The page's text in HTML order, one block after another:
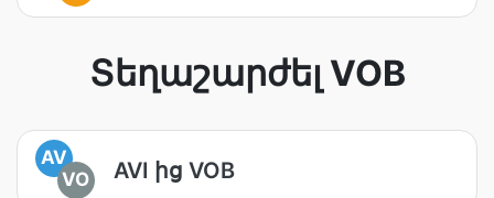
Տեղաշարժել VOB
AV
VO
AVI ից VOB